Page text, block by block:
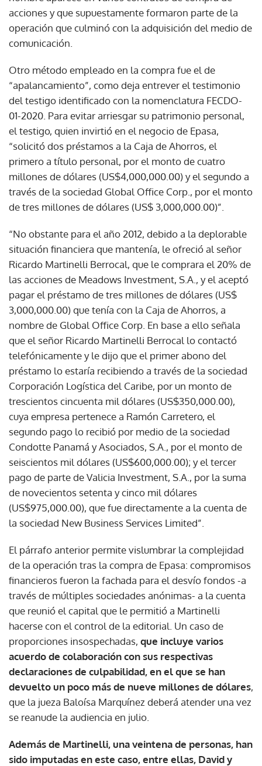
acciones y que supuestamente formaron parte de la
operación que culminó con la adquisición del medio de
comunicación.
Otro método empleado en la compra fue el de
“apalancamiento”, como deja entrever el testimonio
del testigo identificado con la nomenclatura FECDO-
01-2020. Para evitar arriesgar su patrimonio personal,
el testigo, quien invirtió en el negocio de Epasa,
“solicitó dos préstamos a la Caja de Ahorros, el
primero a título personal, por el monto de cuatro
millones de dólares (US$4,000,000.00) y el segundo a
través de la sociedad Global Office Corp., por el monto
de tres millones de dólares (US$ 3,000,000.00)”.
“No obstante para el año 2012, debido a la deplorable
situación financiera que mantenía, le ofreció al señor
Ricardo Martinelli Berrocal, que le comprara el 20% de
las acciones de Meadows Investment, S.A., y el aceptó
pagar el préstamo de tres millones de dólares (US$
3,000,000.00) que tenía con la Caja de Ahorros, a
nombre de Global Office Corp. En base a ello señala
que el señor Ricardo Martinelli Berrocal lo contactó
telefónicamente y le dijo que el primer abono del
préstamo lo estaría recibiendo a través de la sociedad
Corporación Logística del Caribe, por un monto de
trescientos cincuenta mil dólares (US$350,000.00),
cuya empresa pertenece a Ramón Carretero, el
segundo pago lo recibió por medio de la sociedad
Condotte Panamá y Asociados, S.A., por el monto de
seiscientos mil dólares (US$600,000.00); y el tercer
pago de parte de Valicia Investment, S.A., por la suma
de novecientos setenta y cinco mil dólares
(US$975,000.00), que fue directamente a la cuenta de
la sociedad New Business Services Limited”.
El párrafo anterior permite vislumbrar la complejidad
de la operación tras la compra de Epasa: compromisos
financieros fueron la fachada para el desvío fondos -a
través de múltiples sociedades anónimas- a la cuenta
que reunió el capital que le permitió a Martinelli
hacerse con el control de la editorial. Un caso de
proporciones insospechadas, que incluye varios
acuerdo de colaboración con sus respectivas
declaraciones de culpabilidad, en el que se han
devuelto un poco más de nueve millones de dólares,
que la jueza Baloísa Marquínez deberá atender una vez
se reanude la audiencia en julio.
Además de Martinelli, una veintena de personas, han
sido imputadas en este caso, entre ellas, David y